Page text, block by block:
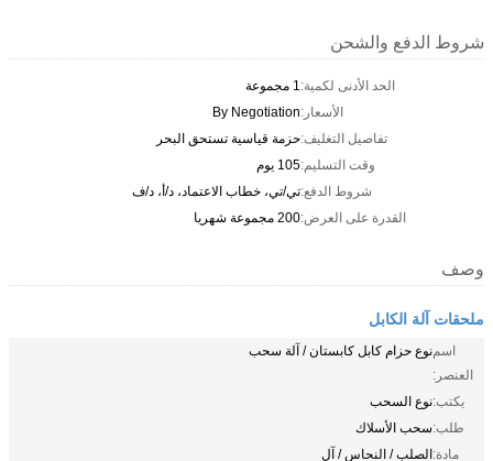
شروط الدفع والشحن
الحد الأدنى لكمية:1 مجموعة
الأسعار:By Negotiation
تفاصيل التغليف:حزمة قياسية تستحق البحر
وقت التسليم:105 يوم
شروط الدفع:تي/تي، خطاب الاعتماد، د/أ، د/ف
القدرة على العرض:200 مجموعة شهريا
وصف
ملحقات آلة الكابل
اسم
العنصر:
نوع حزام كابل كابستان / آلة سحب
يكتب:نوع السحب
طلب:سحب الأسلاك
مادة:الصلب / النحاس / آل